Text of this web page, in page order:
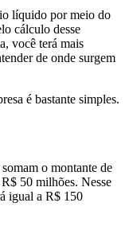
líquido por meio do
cálculo desse
você terá mais
de onde surgem
é bastante simples.
o montante de
50 milhões. Nesse
igual a R$ 150